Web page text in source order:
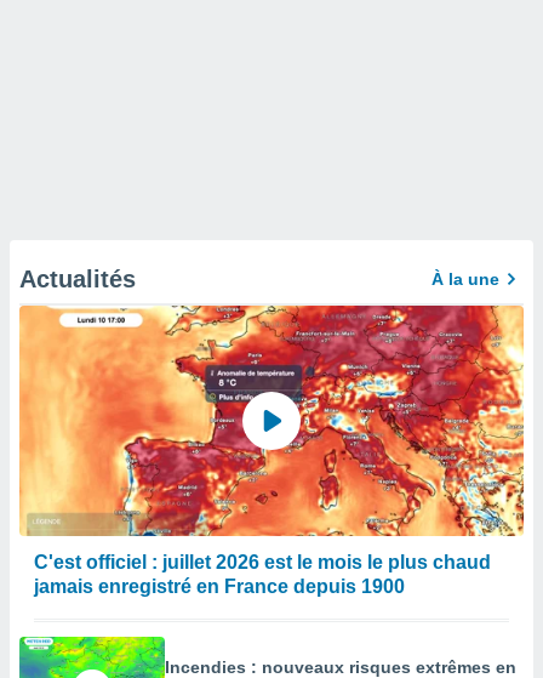
Actualités À la une
C'est officiel : juillet 2026 est le mois le plus chaud
jamais enregistré en France depuis 1900
Incendies : nouveaux risques extrêmes en